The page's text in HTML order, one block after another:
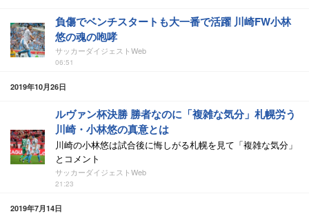
負傷でベンチスタートも大一番で活躍 川崎FW小林
悠の魂の咆哮
サッカーダイジェストWeb
06:51
2019年10月26日
ルヴァン杯決勝 勝者なのに「複雑な気分」札幌労う
川崎・小林悠の真意とは
川崎の小林悠は試合後に悔しがる札幌を見て「複雑な気分」
とコメント
サッカーダイジェストWeb
21:23
2019年7月14日